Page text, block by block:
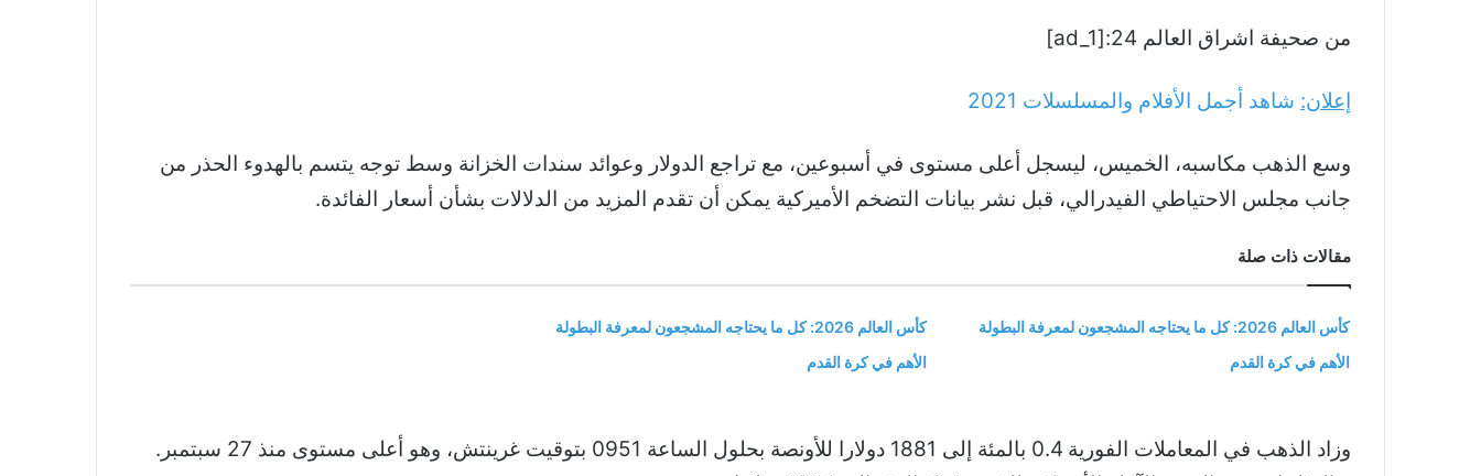
من صحيفة اشراق العالم 24:[ad_1]
إعلان: شاهد أجمل الأفلام والمسلسلات 2021
وسع الذهب مكاسبه، الخميس، ليسجل أعلى مستوى في أسبوعين، مع تراجع الدولار وعوائد سندات الخزانة وسط توجه يتسم بالهدوء الحذر من
جانب مجلس الاحتياطي الفيدرالي، قبل نشر بيانات التضخم الأميركية يمكن أن تقدم المزيد من الدلالات بشأن أسعار الفائدة.
مقالات ذات صلة
كأس العالم 2026: كل ما يحتاجه المشجعون لمعرفة البطولة
الأهم في كرة القدم
كأس العالم 2026: كل ما يحتاجه المشجعون لمعرفة البطولة
الأهم في كرة القدم
وزاد الذهب في المعاملات الفورية 0.4 بالمئة إلى 1881 دولارا للأونصة بحلول الساعة 0951 بتوقيت غرينتش، وهو أعلى مستوى منذ 27 سبتمبر.